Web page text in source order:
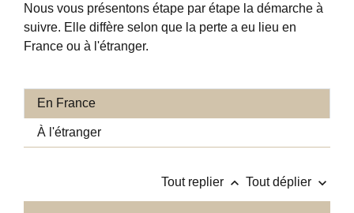
Nous vous présentons étape par étape la démarche à
suivre. Elle diffère selon que la perte a eu lieu en
France ou à l'étranger.
En France
À l'étranger
Tout replier keyboard_arrow_up Tout déplier keyboard_arrow_down